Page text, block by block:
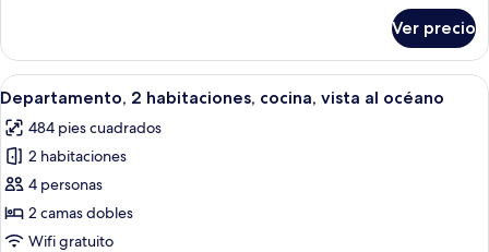
1
habitación,
cocina,
vista
al
océano
Ver precio
Abrir
todas
las
fotos
de
Departamento,
2
Una cocina moderna con tragaluz,
10
Departamento, 2 habitaciones, cocina, vista al océano
484 pies cuadrados
2 habitaciones
4 personas
2 camas dobles
Wifi gratuito